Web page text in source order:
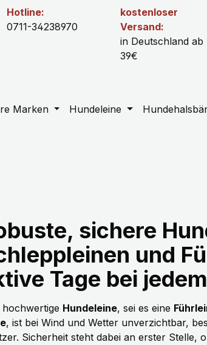
Hotline:
0711-34238970
kostenloser
Versand:
in Deutschland ab
39€
Marken Hundeleine
sichere
und
Tage bei
hochwertige Hundeleine, sei es eine
, ist bei Wind und Wetter unverzichtbar,
Sicherheit steht dabei an erster Stelle,